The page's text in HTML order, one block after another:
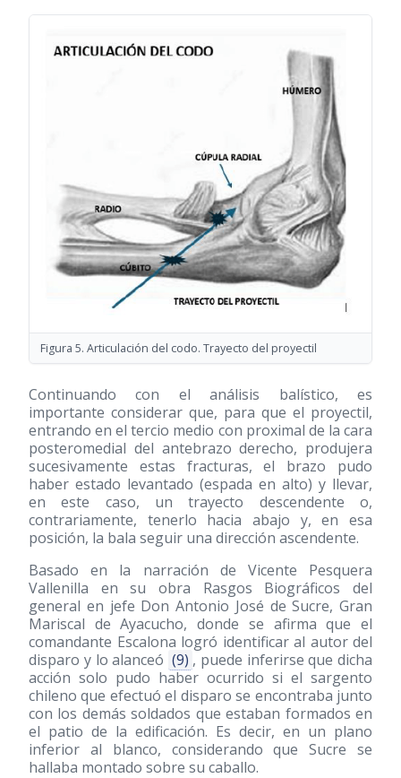
Figura 5. Articulación del codo. Trayecto del proyectil
Continuando con el análisis balístico, es
importante considerar que, para que el proyectil,
entrando en el tercio medio con proximal de la cara
posteromedial del antebrazo derecho, produjera
sucesivamente estas fracturas, el brazo pudo
haber estado levantado (espada en alto) y llevar,
en este caso, un trayecto descendente o,
contrariamente, tenerlo hacia abajo y, en esa
posición, la bala seguir una dirección ascendente.
Basado en la narración de Vicente Pesquera
Vallenilla en su obra Rasgos Biográficos del
general en jefe Don Antonio José de Sucre, Gran
Mariscal de Ayacucho, donde se afirma que el
comandante Escalona logró identificar al autor del
disparo y lo alanceó (9) , puede inferirse que dicha
acción solo pudo haber ocurrido si el sargento
chileno que efectuó el disparo se encontraba junto
con los demás soldados que estaban formados en
el patio de la edificación. Es decir, en un plano
inferior al blanco, considerando que Sucre se
hallaba montado sobre su caballo.